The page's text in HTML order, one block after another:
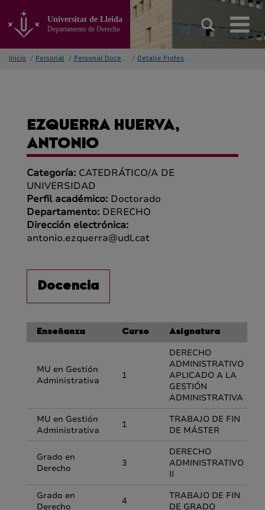
contenido
principal
Universitat de Lleida
Departamento de Derecho
Inicio / Personal / Personal Docente / Detalle Profesor/a